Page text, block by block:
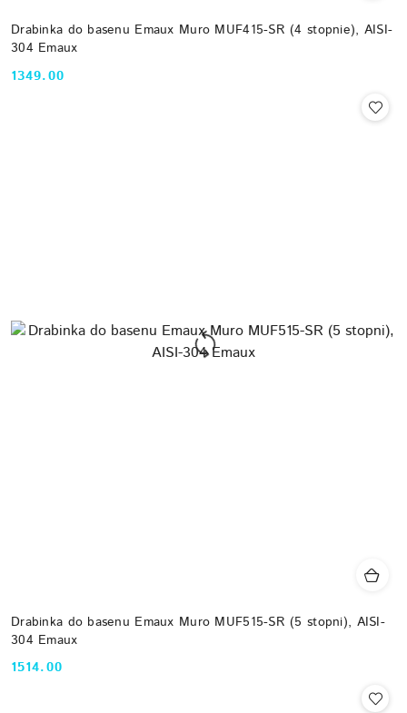
Drabinka do basenu Emaux Muro MUF415-SR (4 stopnie), AISI-
304 Emaux
Cena:
1349.00
Drabinka do basenu Emaux Muro MUF515-SR (5 stopni), AISI-
304 Emaux
Cena:
1514.00